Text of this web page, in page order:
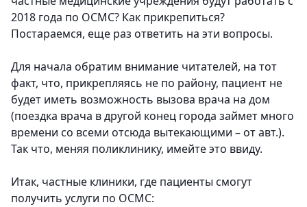
2018 года по ОСМС? Как прикрепиться?
Постараемся, еще раз ответить на эти вопросы.
Для начала обратим внимание читателей, на тот
факт, что, прикрепляясь не по району, пациент не
будет иметь возможность вызова врача на дом
(поездка врача в другой конец города займет много
времени со всеми отсюда вытекающими – от авт.).
Так что, меняя поликлинику, имейте это ввиду.
Итак, частные клиники, где пациенты смогут
получить услуги по ОСМС: